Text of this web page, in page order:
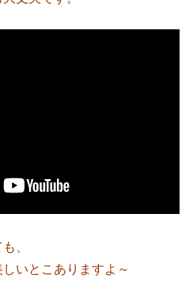
、
いとこありますよ～